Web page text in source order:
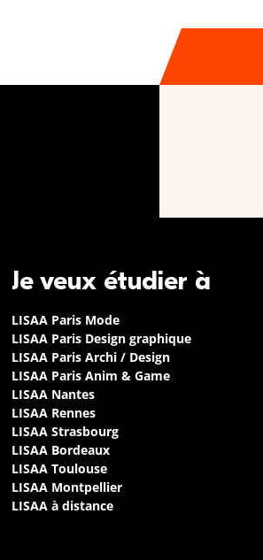
Je veux étudier à
LISAA Paris Mode
LISAA Paris Design graphique
LISAA Paris Archi / Design
LISAA Paris Anim & Game
LISAA Nantes
LISAA Rennes
LISAA Strasbourg
LISAA Bordeaux
LISAA Toulouse
LISAA Montpellier
LISAA à distance